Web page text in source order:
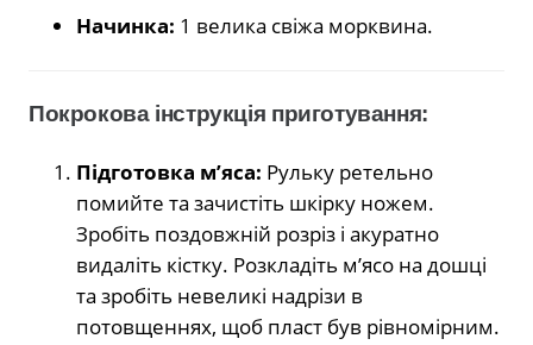
Начинка: 1 велика свіжа морквина.
Покрокова інструкція приготування:
Підготовка м’яса: Рульку ретельно
помийте та зачистіть шкірку ножем.
Зробіть поздовжній розріз і акуратно
видаліть кістку. Розкладіть м’ясо на дошці
та зробіть невеликі надрізи в
потовщеннях, щоб пласт був рівномірним.